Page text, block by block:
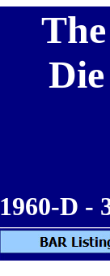
1960-D -